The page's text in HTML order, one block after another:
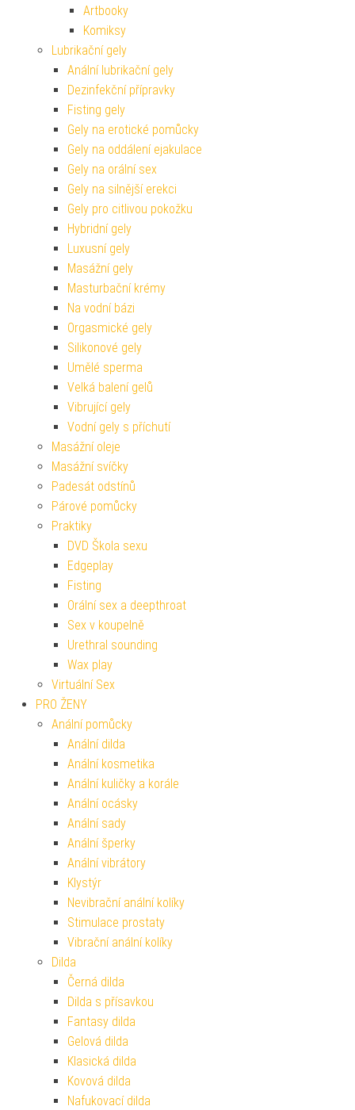
Artbooky
Komiksy
Lubrikační gely
Anální lubrikační gely
Dezinfekční přípravky
Fisting gely
Gely na erotické pomůcky
Gely na oddálení ejakulace
Gely na orální sex
Gely na silnější erekci
Gely pro citlivou pokožku
Hybridní gely
Luxusní gely
Masážní gely
Masturbační krémy
Na vodní bázi
Orgasmické gely
Silikonové gely
Umělé sperma
Velká balení gelů
Vibrující gely
Vodní gely s příchutí
Masážní oleje
Masážní svíčky
Padesát odstínů
Párové pomůcky
Praktiky
DVD Škola sexu
Edgeplay
Fisting
Orální sex a deepthroat
Sex v koupelně
Urethral sounding
Wax play
Virtuální Sex
PRO ŽENY
Anální pomůcky
Anální dilda
Anální kosmetika
Anální kuličky a korále
Anální ocásky
Anální sady
Anální šperky
Anální vibrátory
Klystýr
Nevibrační anální kolíky
Stimulace prostaty
Vibrační anální kolíky
Dilda
Černá dilda
Dilda s přísavkou
Fantasy dilda
Gelová dilda
Klasická dilda
Kovová dilda
Nafukovací dilda